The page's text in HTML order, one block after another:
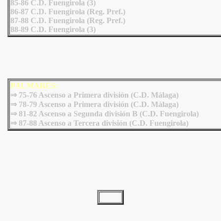
85-86 C.D. Fuengirola (3)
86-87 C.D. Fuengirola (Reg. Pref.)
87-88 C.D. Fuengirola (Reg. Pref.)
88-89 C.D. Fuengirola (3)
PALMARÉS:
⇒ 75-76 Ascenso a Primera división (C.D. Málaga)
⇒ 78-79 Ascenso a Primera división (C.D. Málaga)
⇒ 81-82 Ascenso a Segunda división B (C.D. Fuengirola)
⇒ 87-88 Ascenso a Tercera división (C.D. Fuengirola)